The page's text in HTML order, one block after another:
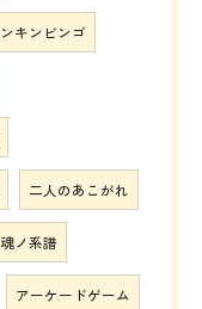
キンビンゴ
二人のあこがれ
ノ系譜
アーケードゲーム